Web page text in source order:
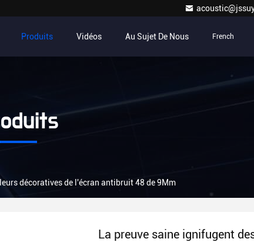
Produits Vidéos Au Sujet De Nous French
décoratives de l'écran antibruit 48 de 9Mm
La preuve saine ignifugent